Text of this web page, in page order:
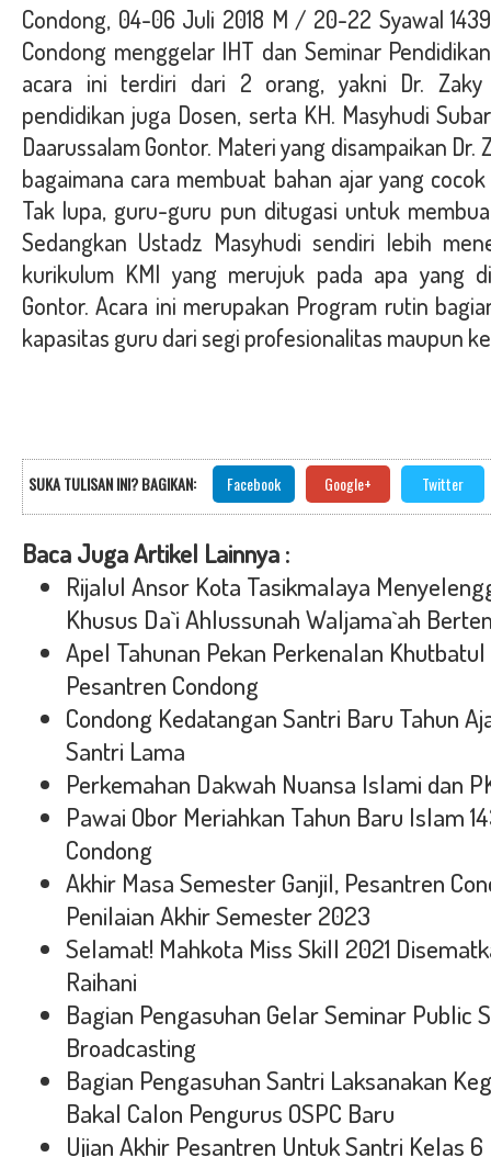
Condong, 04-06 Juli 2018 M / 20-22 Syawal
Condong menggelar IHT dan Seminar
acara ini terdiri dari 2 orang, yakni Dr. Zaky
pendidikan juga Dosen, serta KH. Masyhudi
Daarussalam Gontor. Materi yang disampaikan
bagaimana cara membuat bahan ajar yang
Tak lupa, guru-guru pun ditugasi untuk
Sedangkan Ustadz Masyhudi sendiri lebih
kurikulum KMI yang merujuk pada apa yang
Gontor. Acara ini merupakan Program rutin
kapasitas guru dari segi profesionalitas maupun
SUKA TULISAN INI? BAGIKAN: Facebook Google+ Twitter
Baca Juga Artikel Lainnya :
Rijalul Ansor Kota Tasikmalaya
Khusus Da`i Ahlussunah Waljama`ah
Apel Tahunan Pekan Perkenalan
Pesantren Condong
Condong Kedatangan Santri Baru Tahun
Santri Lama
Perkemahan Dakwah Nuansa Islami dan
Pawai Obor Meriahkan Tahun Baru Islam
Condong
Akhir Masa Semester Ganjil, Pesantren
Penilaian Akhir Semester 2023
Selamat! Mahkota Miss Skill 2021
Raihani
Bagian Pengasuhan Gelar Seminar Public
Broadcasting
Bagian Pengasuhan Santri Laksanakan
Bakal Calon Pengurus OSPC Baru
Ujian Akhir Pesantren Untuk Santri Kelas 6